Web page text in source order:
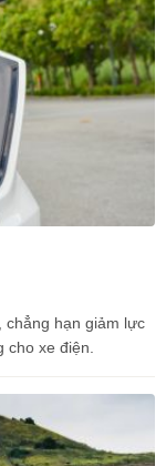
chẳng hạn giảm lực
xe điện.